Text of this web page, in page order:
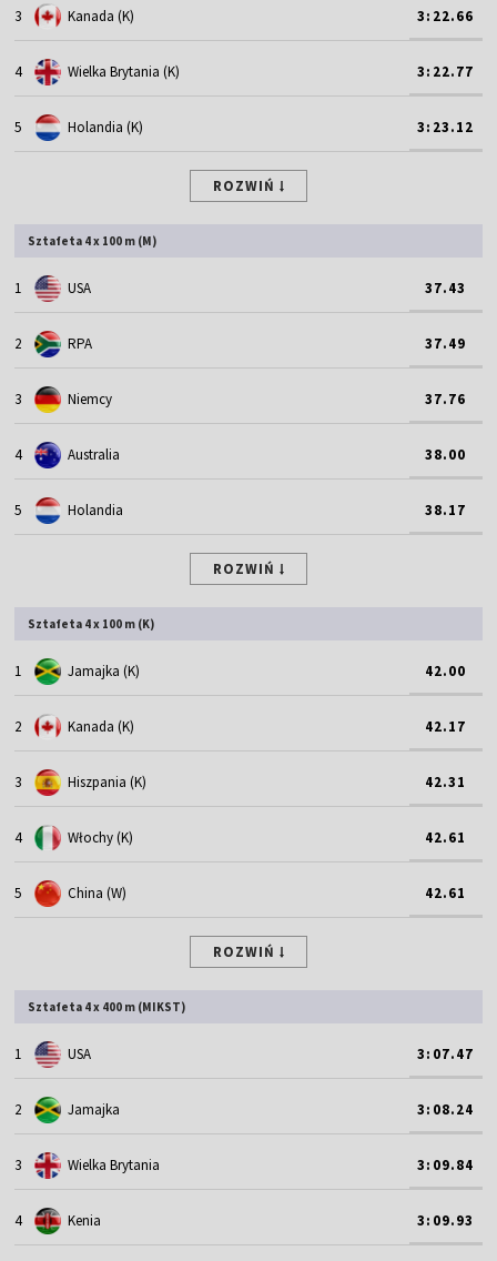
3 Kanada (K) 3:22.66
4 Wielka Brytania (K) 3:22.77
5 Holandia (K) 3:23.12
ROZWIŃ
Sztafeta 4 x 100 m (M)
1 USA 37.43
2 RPA 37.49
3 Niemcy 37.76
4 Australia 38.00
5 Holandia 38.17
ROZWIŃ
Sztafeta 4 x 100 m (K)
1 Jamajka (K) 42.00
2 Kanada (K) 42.17
3 Hiszpania (K) 42.31
4 Włochy (K) 42.61
5 China (W) 42.61
ROZWIŃ
Sztafeta 4 x 400 m (MIKST)
1 USA 3:07.47
2 Jamajka 3:08.24
3 Wielka Brytania 3:09.84
4 Kenia 3:09.93